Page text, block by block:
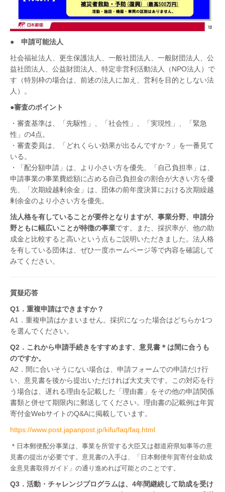
● 申請可能法人
社会福祉法人、更生保護法人、一般社団法人、一般財団法人、公
益社団法人、公益財団法人、特定非営利活動法人（NPO法人）で
す（特別枠の場合は、前述の法人に加え、営利を目的としない法
人）。
●審査のポイント
・審査基準は、「先駆性」、「社会性」、「実現性」、「緊急
性」の4点。
・審査委員は、「どれくらい効果が出るんですか？」を一番見て
いる。
・「配分額申請」は、より小さい方を優先、「自己負担率」は、
申請事業の事業費総額に占める自己負担金の割合が大きい方を優
先、「次期繰越剰余金」は、団体の前年度決算における次期繰越
剰余金のより小さい方を優先。
法人格を有していることが要件となりますが、事業分野、申請分
野ともに幅広いことが特徴の事業です。また、採択率が、他の助
成金と比較すると高いという点もご説明いただきました。法人格
を有している団体は、ぜひ一度ホームページ等で内容を確認して
みてください。
質疑応答
Q1．重複申請はできますか？
A1．重複申請はかまいません。採択になった場合はどちらか1つ
を選んでください。
Q2．これから申請手続きをすすめます、意見書＊は間に合うも
のですか。
A2．間に合いそうにない場合は、申請フォームでの申請だけ行
い、意見書を後から提出いただければ大丈夫です。この対応を行
う場合は、遅れる理由を記載した「理由書」をその他の申請関係
書類と併せて期限内に郵送してください。理由書の記載例は年賀
寄付金WebサイトのQ&Aに掲載しています。
https://www.post.japanpost.jp/kifu/faq/faq.html
＊日本郵便配分事業は、事業を所管する大臣又は都道府県知事等の意
見書の提出が必要です。意見書の入手は、「日本郵便年賀寄付金助成
金意見書取得ガイド」の通り進めれば可能とのことです。
Q3．活動・チャレンジプログラムは、4年間継続して助成を受け